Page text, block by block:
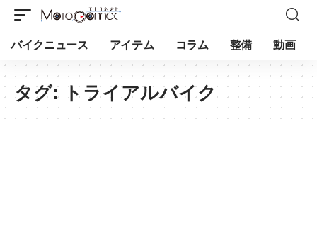
バイクニュース アイテム コラム 整備 動画
タグ: トライアルバイク